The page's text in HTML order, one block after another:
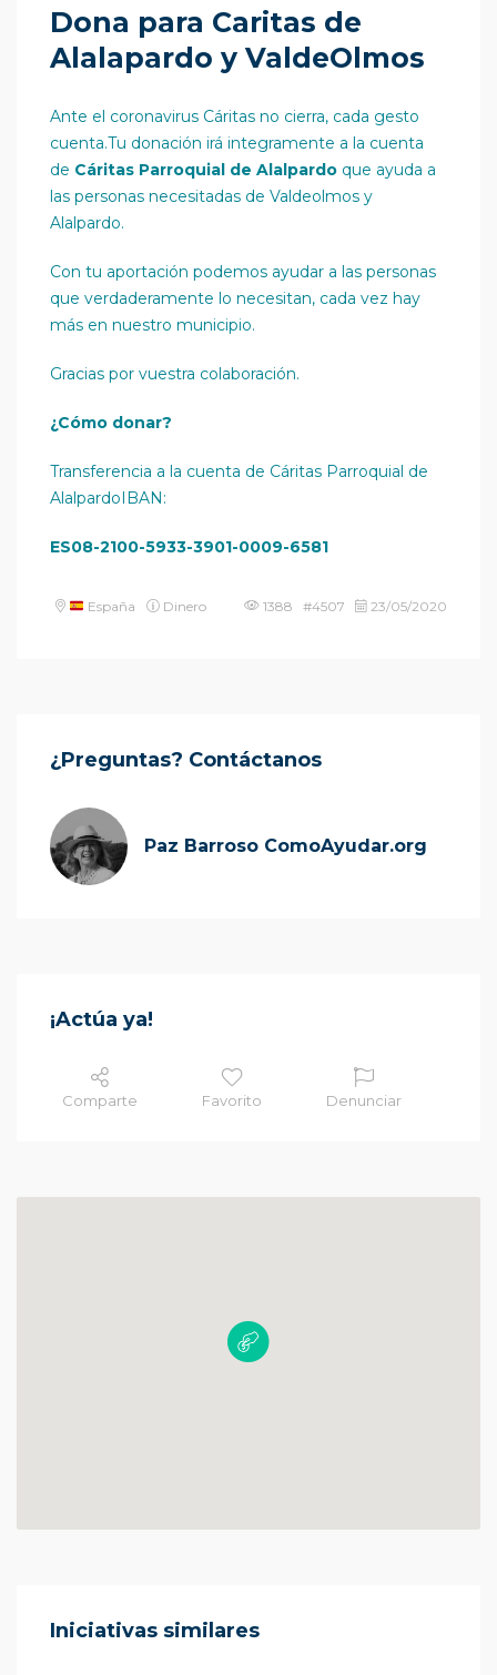
Dona para Caritas de
Alalapardo y ValdeOlmos
Ante el coronavirus Cáritas no cierra, cada gesto
cuenta.Tu donación irá integramente a la cuenta
de Cáritas Parroquial de Alalpardo que ayuda a
las personas necesitadas de Valdeolmos y
Alalpardo.
Con tu aportación podemos ayudar a las personas
que verdaderamente lo necesitan, cada vez hay
más en nuestro municipio.
Gracias por vuestra colaboración.
¿Cómo donar?
Transferencia a la cuenta de Cáritas Parroquial de
AlalpardoIBAN:
ES08-2100-5933-3901-0009-6581
España Dinero 1388 #4507 23/05/2020
¿Preguntas? Contáctanos
Paz Barroso ComoAyudar.org
¡Actúa ya!
Comparte Favorito Denunciar
Iniciativas similares